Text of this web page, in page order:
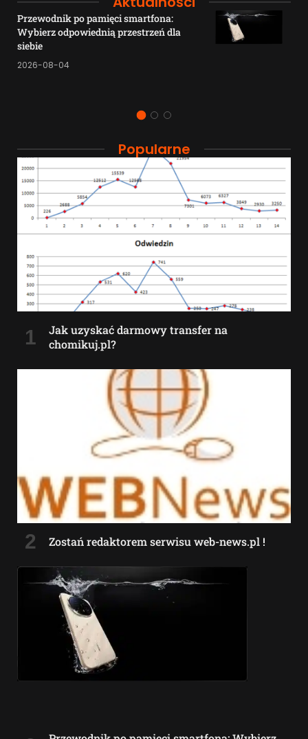
Przewodnik po pamięci smartfona:
Wybierz odpowiednią przestrzeń dla
siebie
2026-08-04
Popularne
Jak uzyskać darmowy transfer na
chomikuj.pl?
Zostań redaktorem serwisu web-news.pl !